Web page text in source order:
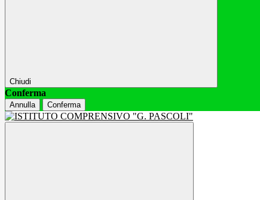
Chiudi
Conferma
Annulla Conferma